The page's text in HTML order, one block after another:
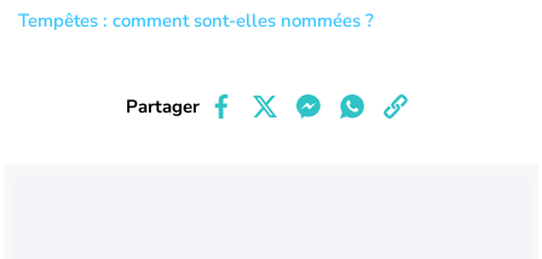
Tempêtes : comment sont-elles nommées ?
Partager